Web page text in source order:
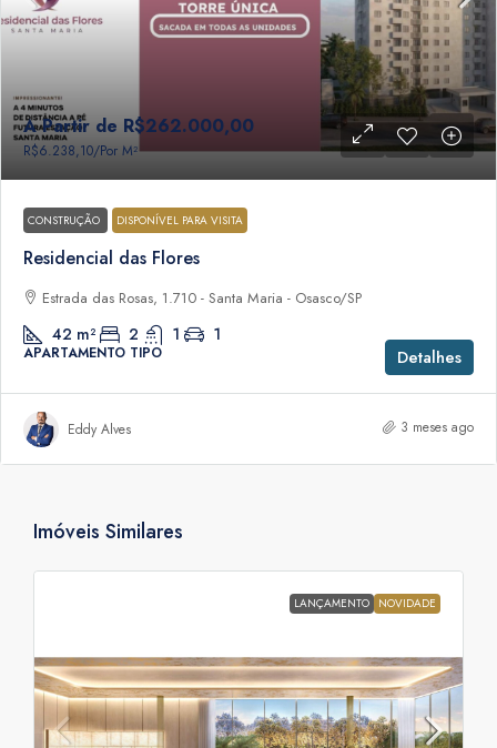
A Partir de R$262.000,00
R$6.238,10/Por M²
CONSTRUÇÃO DISPONÍVEL PARA VISITA
Residencial das Flores
Estrada das Rosas, 1.710 - Santa Maria - Osasco/SP
42 m² 2 1 1
APARTAMENTO TIPO Detalhes
Eddy Alves 3 meses ago
Imóveis Similares
LANÇAMENTO NOVIDADE